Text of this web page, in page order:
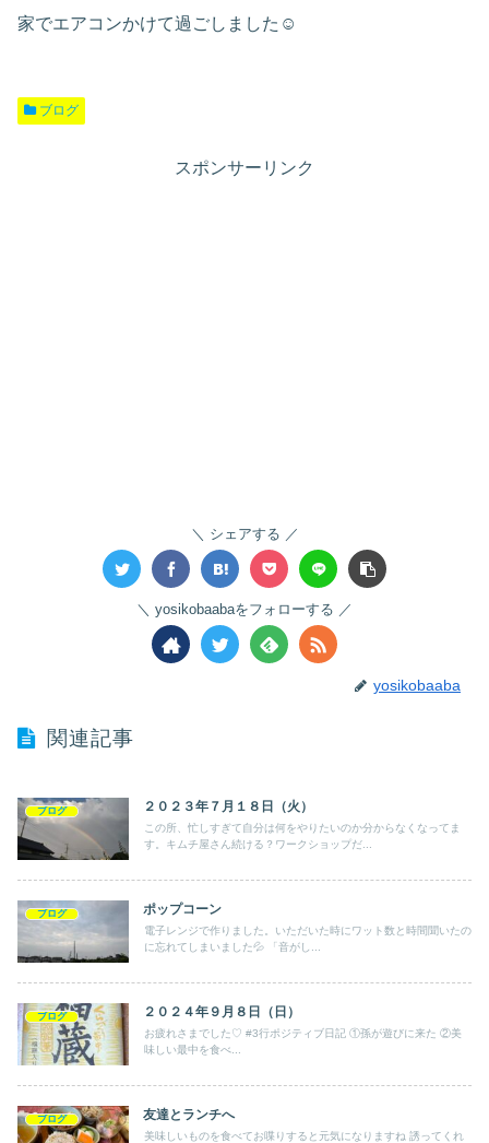
家でエアコンかけて過ごしました☺️
ブログ
スポンサーリンク
シェアする
yosikobaabaをフォローする
yosikobaaba
関連記事
ブログ ２０２３年７月１８日（火）
この所、忙しすぎて自分は何をやりたいのか分からなくなってま
す。キムチ屋さん続ける？ワークショップだ...
ブログ ポップコーン
電子レンジで作りました。いただいた時にワット数と時間聞いたの
に忘れてしまいました💦 「音がし...
ブログ ２０２４年９月８日（日）
お疲れさまでした♡ #3行ポジティブ日記 ①孫が遊びに来た ②美
味しい最中を食べ...
ブログ 友達とランチへ
美味しいものを食べてお喋りすると元気になりますね 誘ってくれ